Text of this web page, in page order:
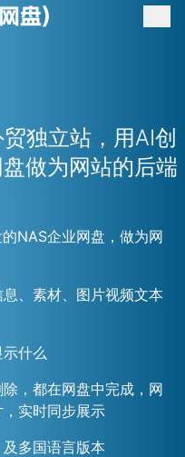
盘)
独立站，用AI创
做为网站的后端
NAS企业网盘，做为网
、素材、图片视频文本
什么
，都在网盘中完成，网
实时同步展示
多国语言版本